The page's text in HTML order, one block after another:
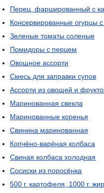
Перец, фаршированный с
Консервированные огурцы
Зеленые томаты соленые
Помидоры с перцем
Овощное ассорти
Смесь для заправки супов
Ассорти из овощей и
Маринованная свекла
Маринованные коренья
Свинина маринованная
Копчёно-варёная колбаса
Свиная колбаса холодная
Сосиски из поросёнка
500 г. картофеля, 1000 г.